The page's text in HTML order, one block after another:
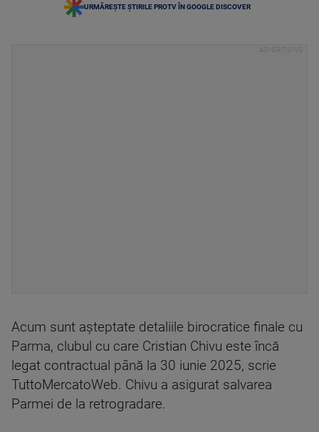
URMĂREȘTE ȘTIRILE PROTV ÎN GOOGLE DISCOVER
Acum sunt aşteptate detaliile birocratice finale cu
Parma, clubul cu care Cristian Chivu este încă
legat contractual până la 30 iunie 2025, scrie
TuttoMercatoWeb. Chivu a asigurat salvarea
Parmei de la retrogradare.